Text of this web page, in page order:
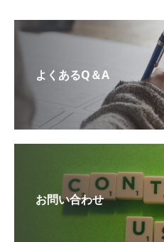
よくあるQ＆A
お問い合わせ